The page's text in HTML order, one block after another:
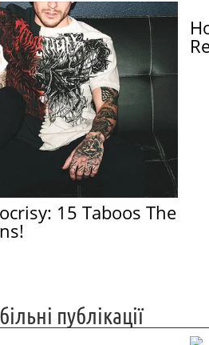
15 Taboos The
публікації